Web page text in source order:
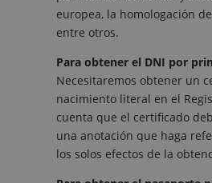
europea, la homologación
entre otros.
Para obtener el DNI por
Necesitaremos obtener un
nacimiento literal en el
cuenta que el certificado
una anotación que haga
los solos efectos de la